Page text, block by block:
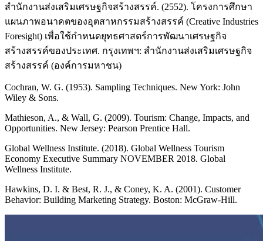
สำนักงานส่งเสริมเศรษฐกิจสร้างสรรค์. (2552). โครงการศึกษา
แผนภาพอนาคตของอุตสาหกรรมสร้างสรรค์ (Creative Industries
Foresight) เพื่อใช้กำหนดยุทธศาสตร์การพัฒนาเศรษฐกิจ
สร้างสรรค์ของประเทศ. กรุงเทพฯ: สำนักงานส่งเสริมเศรษฐกิจ
สร้างสรรค์ (องค์การมหาชน)
Cochran, W. G. (1953). Sampling Techniques. New York: John
Wiley & Sons.
Mathieson, A., & Wall, G. (2009). Tourism: Change, Impacts, and
Opportunities. New Jersey: Pearson Prentice Hall.
Global Wellness Institute. (2018). Global Wellness Tourism
Economy Executive Summary NOVEMBER 2018. Global
Wellness Institute.
Hawkins, D. I. & Best, R. J., & Coney, K. A. (2001). Customer
Behavior: Building Marketing Strategy. Boston: McGraw-Hill.